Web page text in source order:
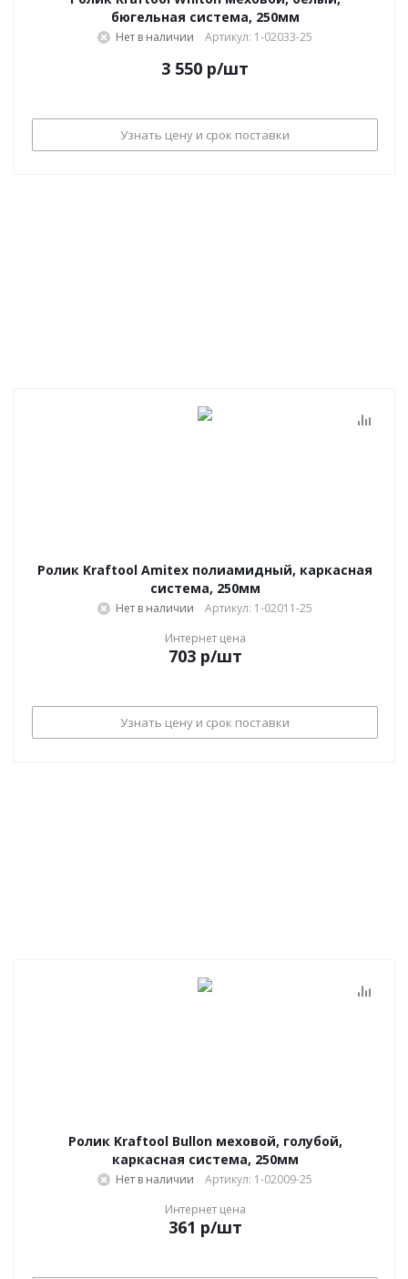
бюгельная система, 250мм
Нет в наличии Артикул: 1-02033-25
3 550 р/шт
Узнать цену и срок поставки
Ролик Kraftool Amitex полиамидный, каркасная
система, 250мм
Нет в наличии
Артикул: 1-02011-25
Интернет цена
703р/шт
Узнать цену и срок поставки
Ролик Kraftool Bullon меховой, голубой,
каркасная система, 250мм
Нет в наличии
Артикул: 1-02009-25
Интернет цена
361 р/шт